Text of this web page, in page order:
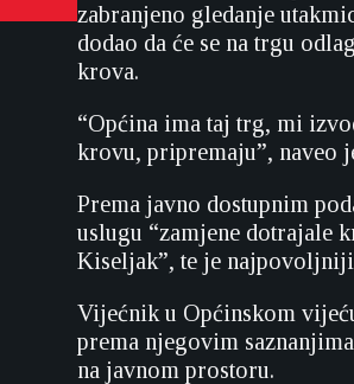
zabranjeno gledanje
dodao da će se na trgu
krova.
“Općina ima taj trg, mi
krovu, pripremaju”, naveo
Prema javno dostupnim
uslugu “zamjene dotrajale
Kiseljak”, te je najpovoljniji
Vijećnik u Općinskom
prema njegovim
na javnom prostoru.